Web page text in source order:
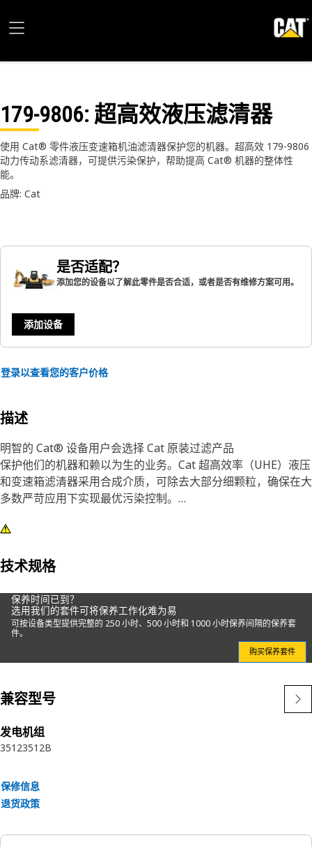
179-9806: 超高效液压滤清器
使用 Cat® 零件液压变速箱机油滤清器保护您的机器。超高效 179-9806
动力传动系滤清器，可提供污染保护，帮助提高 Cat® 机器的整体性
能。
品牌: Cat
是否适配？
添加您的设备以了解此零件是否合适，或者是否有维修方案可用。
添加设备
登录以查看您的客户价格
描述
明智的 Cat® 设备用户会选择 Cat 原装过滤产品
保护他们的机器和赖以为生的业务。Cat 超高效率（UHE）液压
和变速箱滤清器采用合成介质，可除去大部分细颗粒，确保在大
多数严苛应用下实现最优污染控制。
虽然选择滤清器看似不属于重大决定，但错误的滤清器可能会加
统内的污染物和磨料，以免磨损公差严格的系统。另一方面，我
减少旁路时间。
由于我们比任何人都更了解您的设备，因此您还可以每次都依靠
我们推荐适合的滤清器。当您准备好转换到 Cat 滤清器时，请
联系当地 Caterpillar 代理商或访问
Cat UHE 滤清器可以阻拦可能会损害变速箱和动力传动系的污
染物及碎屑。其他优点包括：
• 提高碎屑阻拦能力
• 增强抗瘪塌性
技术规格
保养时间已到？
选用我们的套件可将保养工作化难为易
可按设备类型提供完整的 250 小时、500 小时和 1000 小时保养间隔的保养套
件。
购买保养套件
兼容型号
发电机组
35123512B
保修信息
退货政策